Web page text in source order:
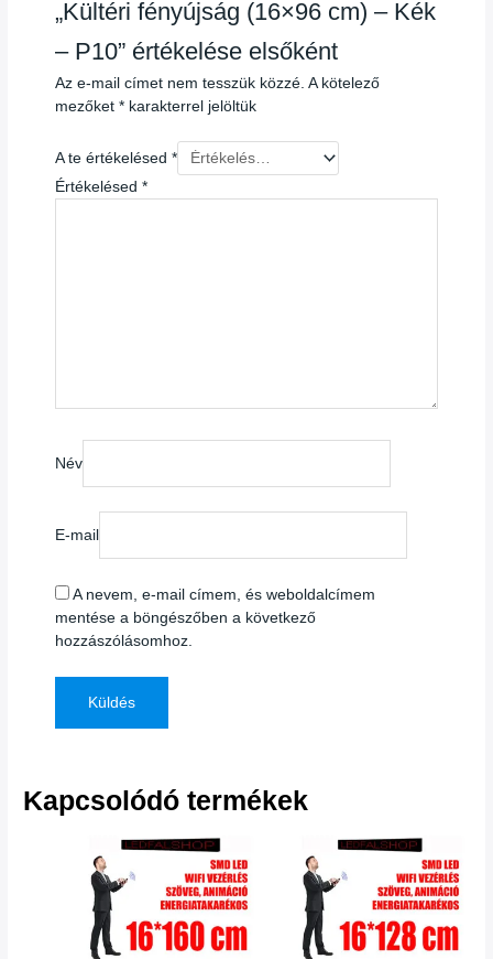
„Kültéri fényújság (16×96 cm) – Kék
– P10” értékelése elsőként
Az e-mail címet nem tesszük közzé. A kötelező
mezőket* karakterrel jelöltük
A te értékelésed*
Értékelésed*
Név
E-mail
A nevem, e-mail címem, és weboldalcímem
mentése a böngészőben a következő
hozzászólásomhoz.
Kapcsolódó termékek